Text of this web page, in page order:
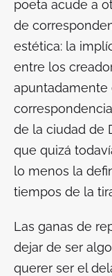
poeta acude a
de
estética: la
entre los
apuntadamente
de la ciudad de
que quizá
lo menos la
tiempos de la
Las ganas de
dejar de ser
querer ser el